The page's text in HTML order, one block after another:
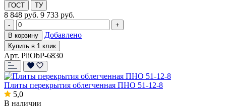
ГОСТ ТУ
8 848 руб. 9 733 руб.
-
+
В корзину
Добавлено
Купить в 1 клик
Арт. PliObP-6830
Плиты перекрытия облегченная ПНО 51-12-8
5,0
В наличии